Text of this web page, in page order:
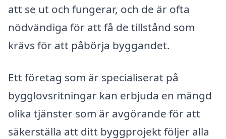
att se ut och fungerar, och de är ofta
nödvändiga för att få de tillstånd som
krävs för att påbörja byggandet.
Ett företag som är specialiserat på
bygglovsritningar kan erbjuda en mängd
olika tjänster som är avgörande för att
säkerställa att ditt byggprojekt följer alla